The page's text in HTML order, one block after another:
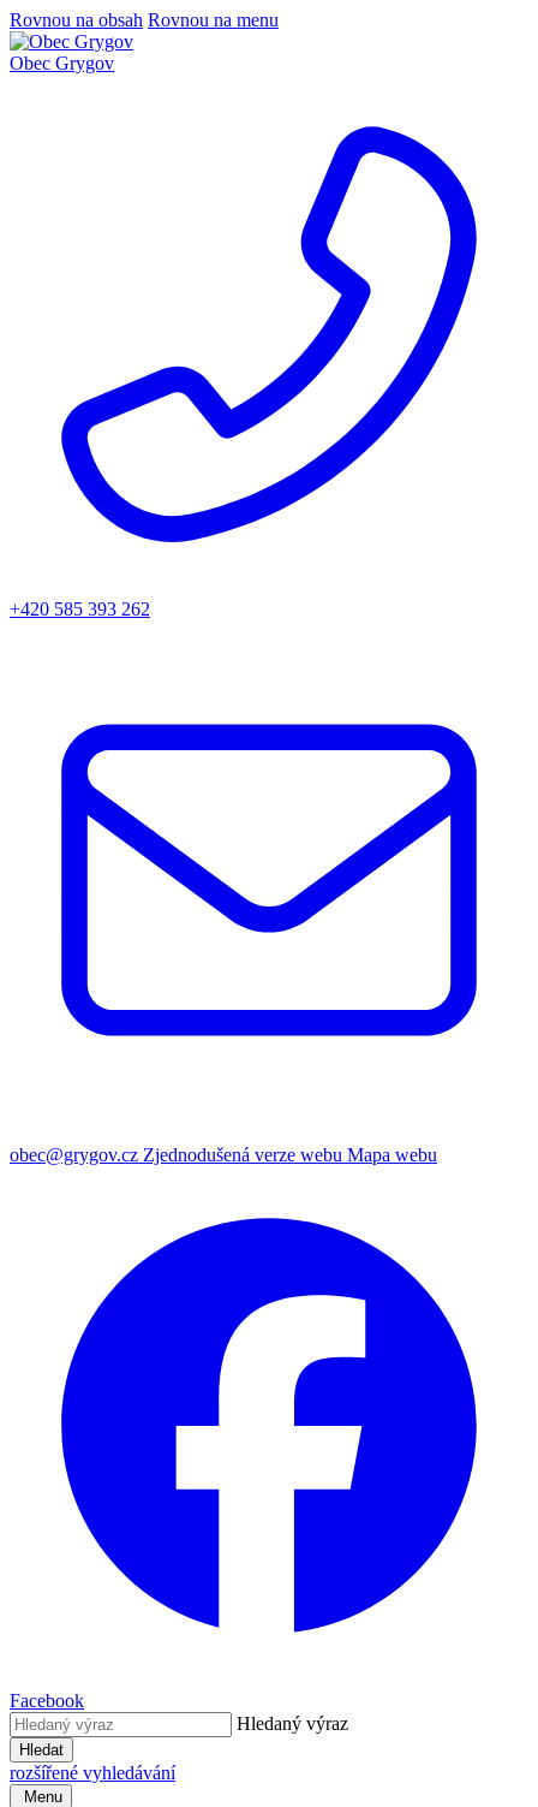
Rovnou na obsah Rovnou na menu
Obec Grygov
+420 585 393 262
obec@grygov.cz Zjednodušená verze webu Mapa webu
Facebook
Hledaný výraz
Hledat
rozšířené vyhledávání
Menu